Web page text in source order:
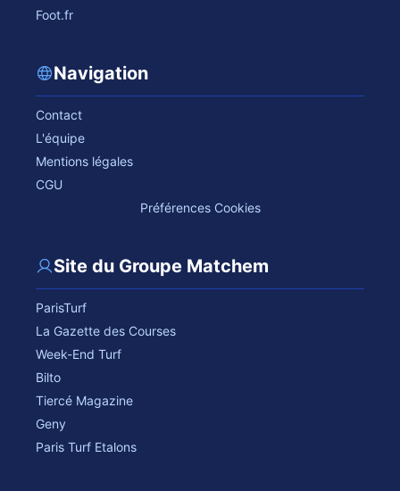
Foot.fr
Navigation
Contact
L'équipe
Mentions légales
CGU
Préférences Cookies
Site du Groupe Matchem
ParisTurf
La Gazette des Courses
Week-End Turf
Bilto
Tiercé Magazine
Geny
Paris Turf Etalons